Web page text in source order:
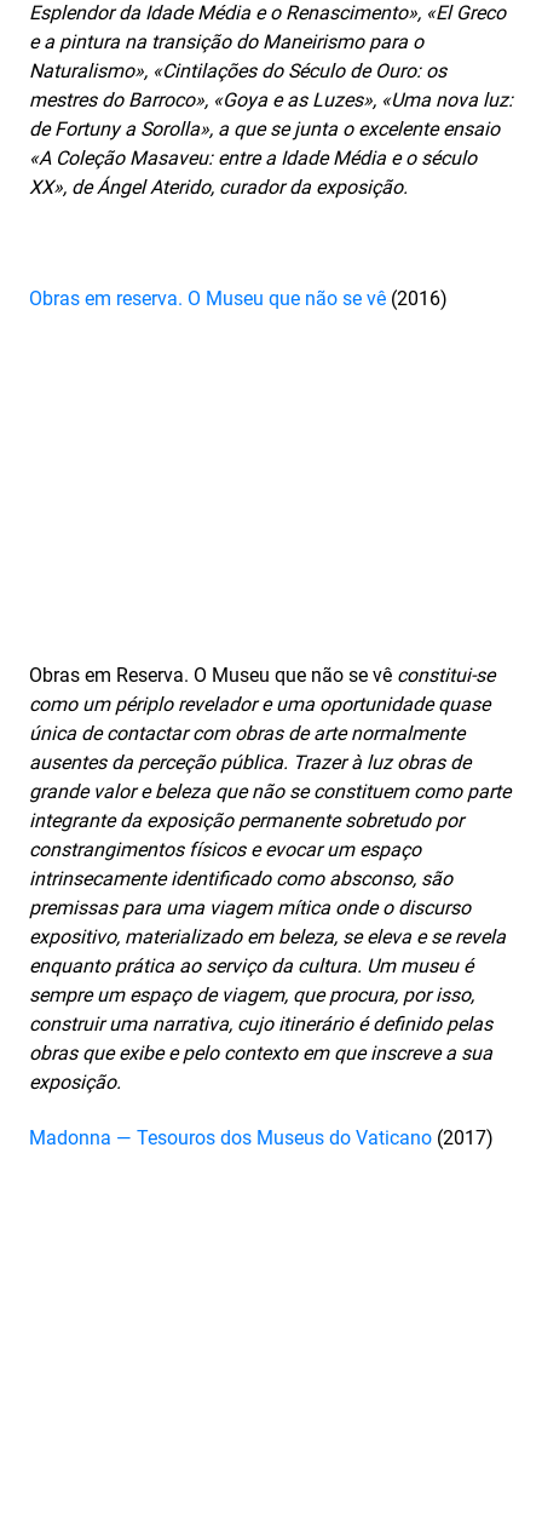
Esplendor da Idade Média e o Renascimento», «El Greco
e a pintura na transição do Maneirismo para o
Naturalismo», «Cintilações do Século de Ouro: os
mestres do Barroco», «Goya e as Luzes», «Uma nova luz:
de Fortuny a Sorolla», a que se junta o excelente ensaio
«A Coleção Masaveu: entre a Idade Média e o século
XX», de Ángel Aterido, curador da exposição.
Obras em reserva. O Museu que não se vê (2016)
Obras em Reserva. O Museu que não se vê constitui-se
como um périplo revelador e uma oportunidade quase
única de contactar com obras de arte normalmente
ausentes da perceção pública. Trazer à luz obras de
grande valor e beleza que não se constituem como parte
integrante da exposição permanente sobretudo por
constrangimentos físicos e evocar um espaço
intrinsecamente identificado como absconso, são
premissas para uma viagem mítica onde o discurso
expositivo, materializado em beleza, se eleva e se revela
enquanto prática ao serviço da cultura. Um museu é
sempre um espaço de viagem, que procura, por isso,
construir uma narrativa, cujo itinerário é definido pelas
obras que exibe e pelo contexto em que inscreve a sua
exposição.
Madonna — Tesouros dos Museus do Vaticano (2017)